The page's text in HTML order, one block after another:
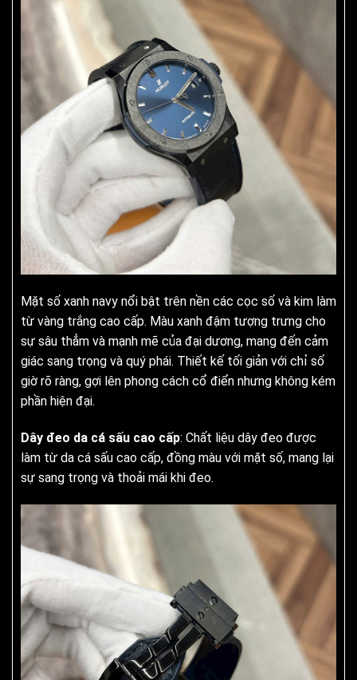
Mặt số xanh navy nổi bật trên nền các cọc số và kim làm
từ vàng trắng cao cấp. Màu xanh đậm tượng trưng cho
sự sâu thẳm và mạnh mẽ của đại dương, mang đến cảm
giác sang trọng và quý phái. Thiết kế tối giản với chỉ số
giờ rõ ràng, gợi lên phong cách cổ điển nhưng không kém
phần hiện đại.
Dây đeo da cá sấu cao cấp: Chất liệu dây đeo được
làm từ da cá sấu cao cấp, đồng màu với mặt số, mang lại
sự sang trọng và thoải mái khi đeo.